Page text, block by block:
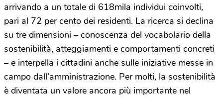
arrivando a un totale di 618mila individui coinvolti,
pari al 72 per cento dei residenti. La ricerca si declina
su tre dimensioni – conoscenza del vocabolario della
sostenibilità, atteggiamenti e comportamenti concreti
– e interpella i cittadini anche sulle iniziative messe in
campo dall’amministrazione. Per molti, la sostenibilità
è diventata un valore ancora più importante nel